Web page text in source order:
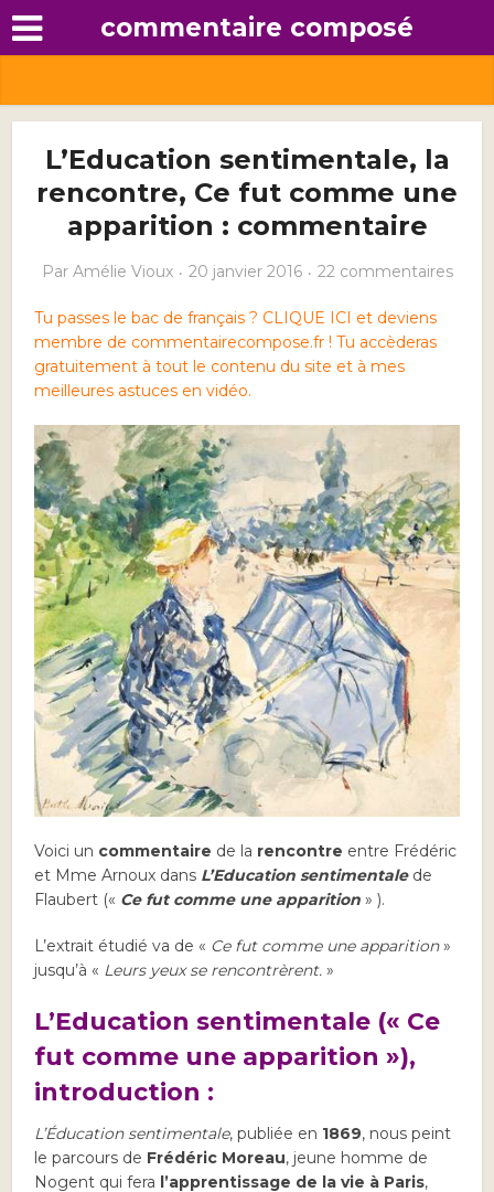
commentaire composé
L’Education sentimentale, la
rencontre, Ce fut comme une
apparition : commentaire
Par Amélie Vioux 20 janvier 2016 22 commentaires
Tu passes le bac de français ? CLIQUE ICI et deviens
membre de commentairecompose.fr ! Tu accèderas
gratuitement à tout le contenu du site et à mes
meilleures astuces en vidéo.
Voici un commentaire de la rencontre entre Frédéric
et Mme Arnoux dans L’Education sentimentalede
Flaubert (« Ce fut comme une apparition » ).
L’extrait étudié va de « Ce fut comme une apparition»
jusqu’à « Leurs yeux se rencontrèrent. »
L’Education sentimentale (« Ce
fut comme une apparition »),
introduction :
L’Éducation sentimentale, publiée en 1869, nous peint
le parcours de Frédéric Moreau, jeune homme de
Nogent qui fera l’apprentissage de la vie à Paris,